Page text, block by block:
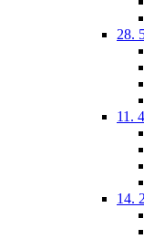
28.
11.
14.